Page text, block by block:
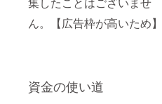
ん。【広告枠が高いため】
資金の使い道